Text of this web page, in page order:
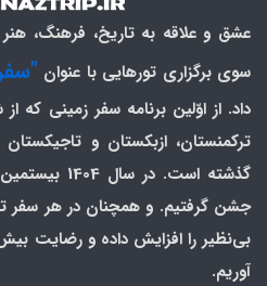
عشق و علاقه به تاریخ، فرهنگ، هنر
سوی برگزاری تورهایی با عنوان
داد. از اوّلین برنامه سفر زمینی
ترکمنستان، ازبکستان و
گذشته است.
جشن گرفتیم. و همچنان در هر سفر
بی‌نظیر را افزایش داده و رضایت
آوریم.